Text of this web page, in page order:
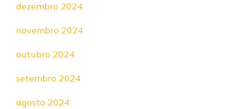
dezembro 2024
novembro 2024
outubro 2024
setembro 2024
agosto 2024